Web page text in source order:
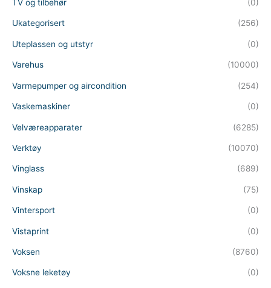
TV og tilbehør (0)
Ukategorisert (256)
Uteplassen og utstyr (0)
Varehus (10000)
Varmepumper og aircondition (254)
Vaskemaskiner (0)
Velværeapparater (6285)
Verktøy (10070)
Vinglass (689)
Vinskap (75)
Vintersport (0)
Vistaprint (0)
Voksen (8760)
Voksne leketøy (0)